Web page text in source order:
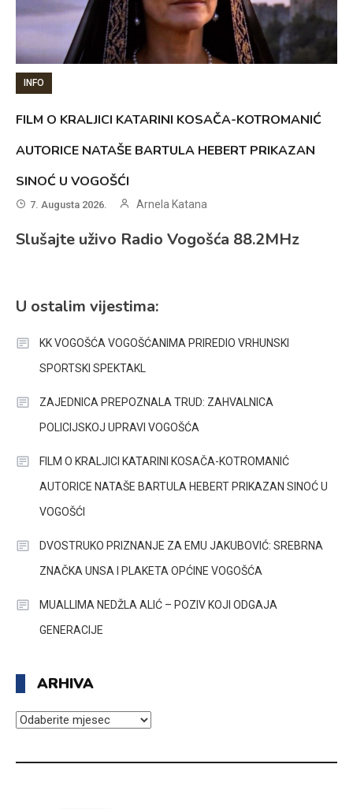
INFO
FILM O KRALJICI KATARINI KOSAČA-KOTROMANIĆ
AUTORICE NATAŠE BARTULA HEBERT PRIKAZAN
SINOĆ U VOGOŠĆI
7. Augusta 2026. Arnela Katana
Slušajte uživo Radio Vogošća 88.2MHz
U ostalim vijestima:
KK VOGOŠĆA VOGOŠĆANIMA PRIREDIO VRHUNSKI
SPORTSKI SPEKTAKL
ZAJEDNICA PREPOZNALA TRUD: ZAHVALNICA
POLICIJSKOJ UPRAVI VOGOŠĆA
FILM O KRALJICI KATARINI KOSAČA-KOTROMANIĆ
AUTORICE NATAŠE BARTULA HEBERT PRIKAZAN SINOĆ U
VOGOŠĆI
DVOSTRUKO PRIZNANJE ZA EMU JAKUBOVIĆ: SREBRNA
ZNAČKA UNSA I PLAKETA OPĆINE VOGOŠĆA
MUALLIMA NEDŽLA ALIĆ – POZIV KOJI ODGAJA
GENERACIJE
ARHIVA
ARHIVA